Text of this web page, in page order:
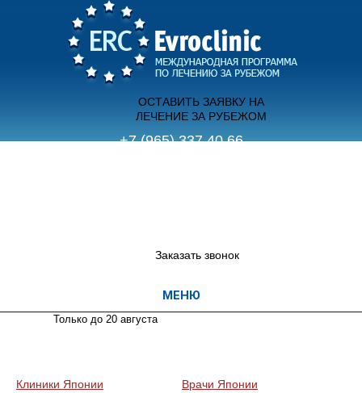
ОСТАВИТЬ ЗАЯВКУ НА
ЛЕЧЕНИЕ ЗА РУБЕЖОМ
+7 (965) 337 40 66
Заказать звонок
Только до 20 августа
Клиники Японии Врачи Японии